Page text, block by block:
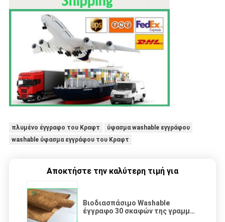
πλυμένο έγγραφο του Κραφτ
ύφασμα washable εγγράφου
washable ύφασμα εγγράφου του Κραφτ
Αποκτήστε την καλύτερη τιμή για
Βιοδιασπάσιμο Washable
έγγραφο 30 σκαφών της γραμμής